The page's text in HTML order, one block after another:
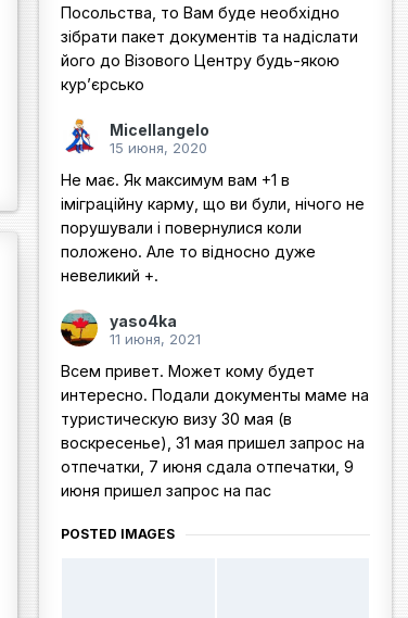
Посольства, то Вам буде необхідно
зібрати пакет документів та надіслати
його до Візового Центру будь-якою
кур’єрсько
Micellangelo
15 июня, 2020
Не має. Як максимум вам +1 в
іміграційну карму, що ви були, нічого не
порушували і повернулися коли
положено. Але то відносно дуже
невеликий +.
yaso4ka
11 июня, 2021
Всем привет. Может кому будет
интересно. Подали документы маме на
туристическую визу 30 мая (в
воскресенье), 31 мая пришел запрос на
отпечатки, 7 июня сдала отпечатки, 9
июня пришел запрос на пас
POSTED IMAGES